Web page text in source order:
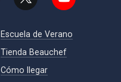
Escuela de Verano
Tienda Beauchef
Cómo llegar